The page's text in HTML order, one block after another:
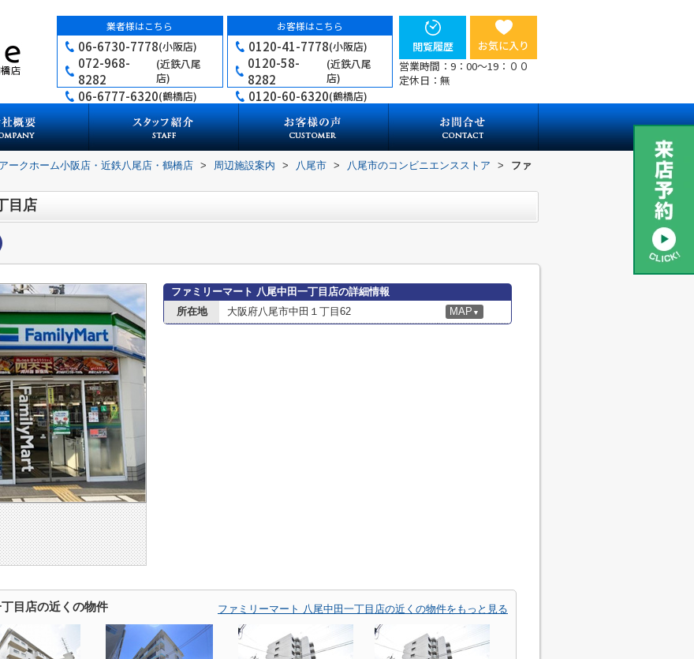
業者様はこちら
06-6730-7778(小阪店)
072-968-
8282
(近鉄八尾
店)
06-6777-6320(鶴橋店)
お客様はこちら
0120-41-7778(小阪店)
0120-58-
8282
(近鉄八尾
店)
0120-60-6320(鶴橋店)
閲覧履歴
お気に入り
営業時間：9：00～19：００
定休日：無
ークホーム小阪店・近鉄八尾店・鶴橋店 > 周辺施設案内 > 八尾市 > 八尾市のコンビニエンスストア >
ファ
目店
ファミリーマート 八尾中田一丁目店の詳細情報
所在地
大阪府八尾市中田１丁目62 MAP ▼
目店の近くの物件 ファミリーマート 八尾中田一丁目店の近くの物件をもっと見る